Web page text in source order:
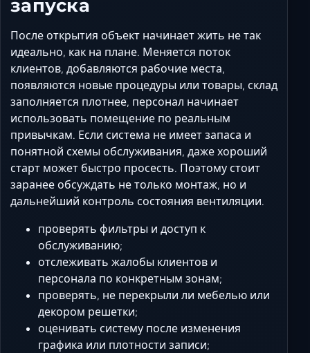
запуска
После открытия объект начинает жить не так
идеально, как на плане. Меняется поток
клиентов, добавляются рабочие места,
появляются новые процедуры или товары, склад
заполняется плотнее, персонал начинает
использовать помещение по реальным
привычкам. Если система не имеет запаса и
понятной схемы обслуживания, даже хороший
старт может быстро просесть. Поэтому стоит
заранее обсуждать не только монтаж, но и
дальнейший контроль состояния вентиляции.
проверять фильтры и доступ к
обслуживанию;
отслеживать жалобы клиентов и
персонала по конкретным зонам;
проверять, не перекрыли ли мебелью или
декором решетки;
оценивать систему после изменения
графика или плотности записи;